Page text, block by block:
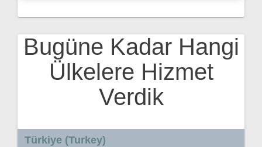
Bugüne Kadar Hangi
Ülkelere Hizmet
Verdik
Türkiye (Turkey)